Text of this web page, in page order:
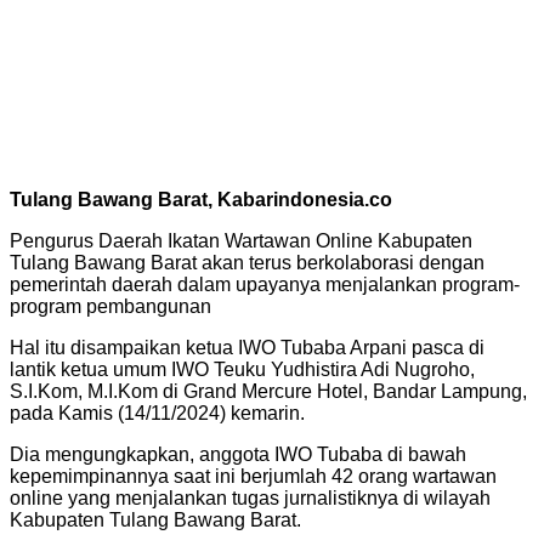
Tulang Bawang Barat, Kabarindonesia.co
Pengurus Daerah Ikatan Wartawan Online Kabupaten
Tulang Bawang Barat akan terus berkolaborasi dengan
pemerintah daerah dalam upayanya menjalankan program-
program pembangunan
Hal itu disampaikan ketua IWO Tubaba Arpani pasca di
lantik ketua umum IWO Teuku Yudhistira Adi Nugroho,
S.I.Kom, M.I.Kom di Grand Mercure Hotel, Bandar Lampung,
pada Kamis (14/11/2024) kemarin.
Dia mengungkapkan, anggota IWO Tubaba di bawah
kepemimpinannya saat ini berjumlah 42 orang wartawan
online yang menjalankan tugas jurnalistiknya di wilayah
Kabupaten Tulang Bawang Barat.